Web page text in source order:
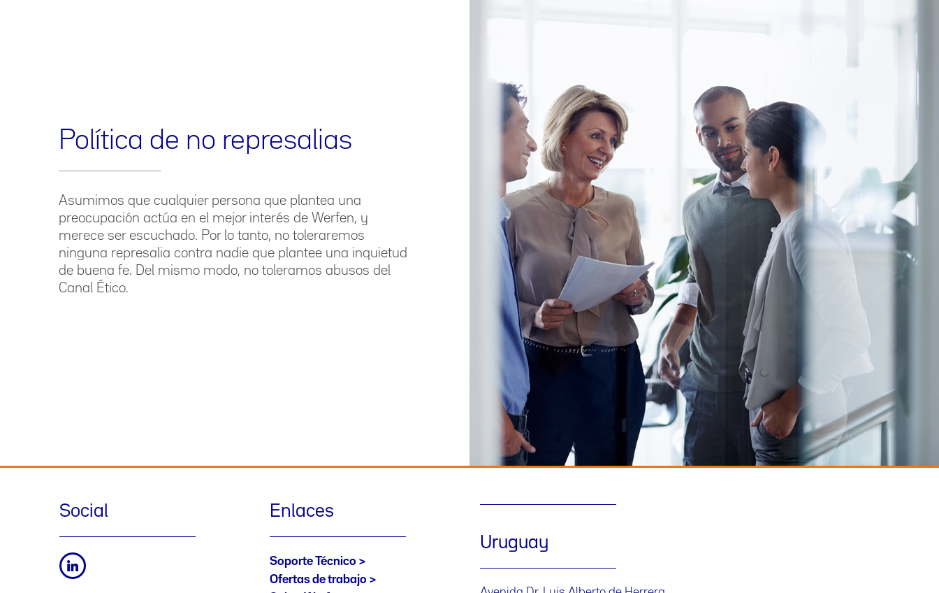
Política de no represalias
Asumimos que cualquier persona que plantea una
preocupación actúa en el mejor interés de Werfen, y
merece ser escuchado. Por lo tanto, no toleraremos
ninguna represalia contra nadie que plantee una inquietud
de buena fe. Del mismo modo, no toleramos abusos del
Canal Ético.
Social Enlaces
Soporte Técnico
Ofertas de trabajo
Uruguay